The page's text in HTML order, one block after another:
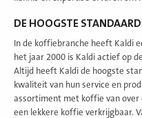
DE HOOGSTE
In de koffiebranche heeft Kaldi
het jaar 2000 is Kaldi actief op
Altijd heeft Kaldi de hoogste
kwaliteit van hun service en
assortiment met koffie van over
een lekkere koffie verkrijgbaar.